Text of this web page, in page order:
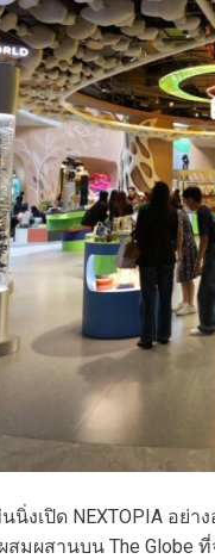
งเปิด NEXTOPIA อย่
สมผสานบน The